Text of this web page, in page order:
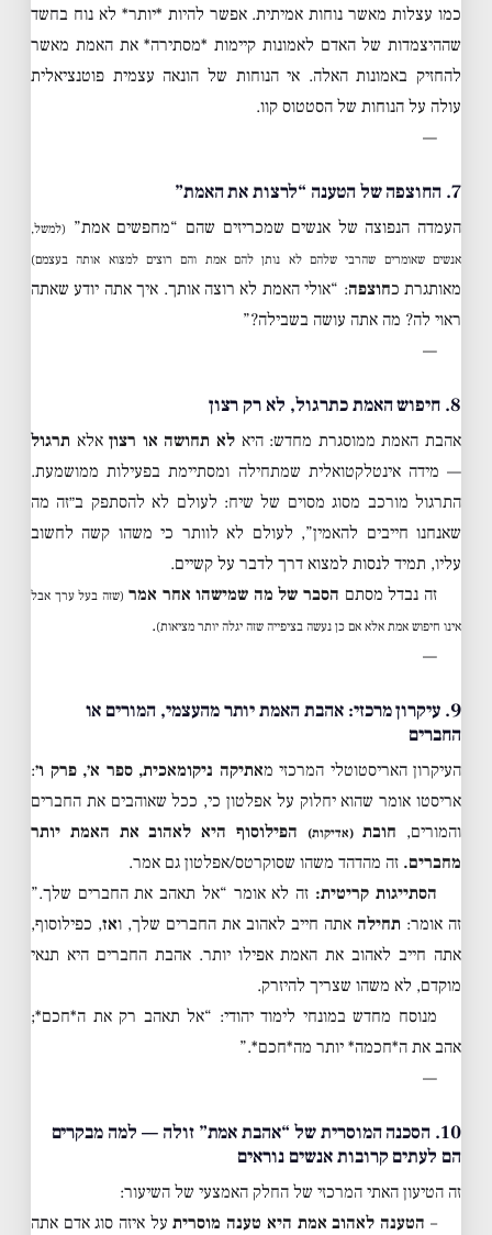
כמו עצלות מאשר נוחות אמיתית. אפשר להיות *יותר* לא נוח בחשד
שההיצמדות של האדם לאמונות קיימות *מסתירה* את האמת מאשר
להחזיק באמונות האלה. אי הנוחות של הונאה עצמית פוטנציאלית
עולה על הנוחות של הסטטוס קוו.
—
7. החוצפה של הטענה “לרצות את האמת”
העמדה הנפוצה של אנשים שמכריזים שהם “מחפשים אמת” (למשל,
אנשים שאומרים שהרבי שלהם לא נותן להם אמת והם רוצים למצוא אותה בעצמם)
מאותגרת כחוצפה: “אולי האמת לא רוצה אותך. איך אתה יודע שאתה
ראוי לה? מה אתה עושה בשבילה?”
—
8. חיפוש האמת כתרגול, לא רק רצון
אהבת האמת ממוסגרת מחדש: היא לא תחושה או רצוןאלא תרגול
— מידה אינטלקטואלית שמתחילה ומסתיימת בפעילות ממושמעת.
התרגול מורכב מסוג מסוים של שיח: לעולם לא להסתפק ב״זה מה
שאנחנו חייבים להאמין”, לעולם לא לוותר כי משהו קשה לחשוב
עליו, תמיד לנסות למצוא דרך לדבר על קשיים.
זה נבדל מסתם הסבר של מה שמישהו אחר אמר (שזה בעל ערך אבל
אינו חיפוש אמת אלא אם כן נעשה בציפייה שזה יגלה יותר מציאות).
—
9. עיקרון מרכזי: אהבת האמת יותר מהעצמי, המורים או
החברים
העיקרון האריסטוטלי המרכזי מאתיקה ניקומאכית, ספר א׳, פרק ו׳:
אריסטו אומר שהוא יחלוק על אפלטון כי, ככל שאוהבים את החברים
והמורים, חובת(אדיקות)
הפילוסוף היא לאהוב את האמת יותר
מחברים. זה מהדהד משהו שסוקרטס/אפלטון גם אמר.
הסתייגות קריטית: זה לא אומר “אל תאהב את החברים שלך.”
זה אומר: תחילה אתה חייב לאהוב את החברים שלך, ואז, כפילוסוף,
אתה חייב לאהוב את האמת אפילו יותר. אהבת החברים היא תנאי
מוקדם, לא משהו שצריך להיזרק.
מנוסח מחדש במונחי לימוד יהודי: “אל תאהב רק את ה*חכם*;
אהב את ה*חכמה* יותר מה*חכם*.”
—
10. הסכנה המוסרית של “אהבת אמת” זולה — למה מבקרים
הם לעתים קרובות אנשים נוראים
זה הטיעון האתי המרכזי של החלק האמצעי של השיעור:
– הטענה לאהוב אמת היא טענה מוסריתעל איזה סוג אדם אתה